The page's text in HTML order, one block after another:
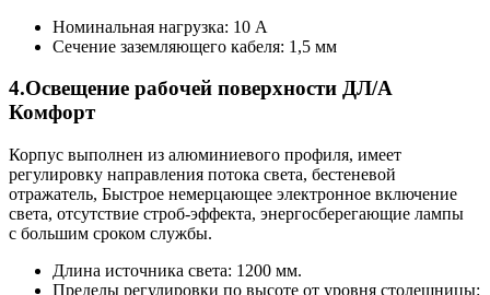
Номинальная нагрузка: 10 А
Сечение заземляющего кабеля: 1,5 мм
4.Освещение рабочей поверхности ДЛ/A
Комфорт
Корпус выполнен из алюминиевого профиля, имеет
регулировку направления потока света, бестеневой
отражатель, Быстрое немерцающее электронное включение
света, отсутствие строб-эффекта, энергосберегающие лампы
с большим сроком службы.
Длина источника света: 1200 мм.
Пределы регулировки по высоте от уровня столешницы: